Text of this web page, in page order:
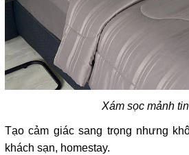
Xám sọc mảnh
Tạo cảm giác sang trọng nhưng
khách sạn, homestay.